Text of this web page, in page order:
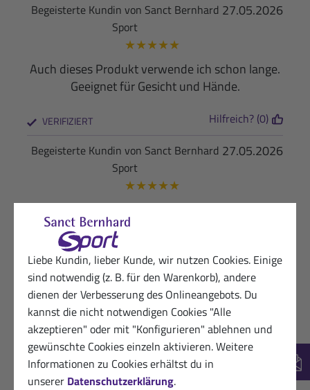
Liebe Kundin, lieber Kunde, wir nutzen Cookies. Einige
sind notwendig (z. B. für den Warenkorb), andere
dienen der Verbesserung des Onlineangebots. Du
kannst die nicht notwendigen Cookies "Alle
akzeptieren" oder mit "Konfigurieren" ablehnen und
gewünschte Cookies einzeln aktivieren. Weitere
Informationen zu Cookies erhältst du in
unserer Datenschutzerklärung.
27.05.2026
Begeisterte Kundin von Sanct Bernhard
Sport
★★★★★
Auch dieses Produkt verwende ich schon lange.
Geeignet für Gesicht und Hände.
VERIFIZIERT Hilfreich? (0)
27.05.2026
Begeisterte Kundin von Sanct Bernhard
Sport
★★★★★
VERIFIZIERT
26.05.2026
Zufriedene Kundin von Sanct Bernhard
Sport
★★★★ ★
Wirklich sehr gut
VERIFIZIERT Hilfreich? (0)